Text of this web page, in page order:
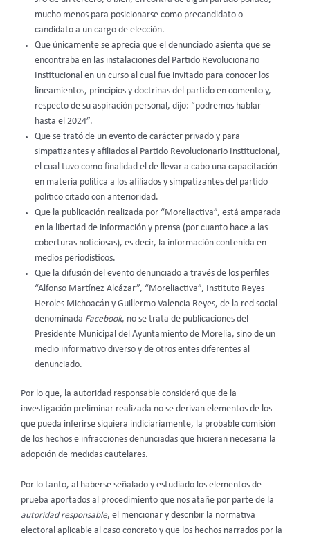
mucho menos para posicionarse como precandidato o
candidato a un cargo de elección.
Que únicamente se aprecia que el denunciado asienta que se
encontraba en las instalaciones del Partido Revolucionario
Institucional en un curso al cual fue invitado para conocer los
lineamientos, principios y doctrinas del partido en comento y,
respecto de su aspiración personal, dijo: “podremos hablar
hasta el 2024”.
Que se trató de un evento de carácter privado y para
simpatizantes y afiliados al Partido Revolucionario Institucional,
el cual tuvo como finalidad el de llevar a cabo una capacitación
en materia política a los afiliados y simpatizantes del partido
político citado con anterioridad.
Que la publicación realizada por “Moreliactiva”, está amparada
en la libertad de información y prensa (por cuanto hace a las
coberturas noticiosas), es decir, la información contenida en
medios periodísticos.
Que la difusión del evento denunciado a través de los perfiles
“Alfonso Martínez Alcázar”, “Moreliactiva”, Instituto Reyes
Heroles Michoacán y Guillermo Valencia Reyes, de la red social
denominada Facebook, no se trata de publicaciones del
Presidente Municipal del Ayuntamiento de Morelia, sino de un
medio informativo diverso y de otros entes diferentes al
denunciado.
Por lo que, la autoridad responsable consideró que de la
investigación preliminar realizada no se derivan elementos de los
que pueda inferirse siquiera indiciariamente, la probable comisión
de los hechos e infracciones denunciadas que hicieran necesaria la
adopción de medidas cautelares.
Por lo tanto, al haberse señalado y estudiado los elementos de
prueba aportados al procedimiento que nos atañe por parte de la
autoridad responsable, el mencionar y describir la normativa
electoral aplicable al caso concreto y que los hechos narrados por la